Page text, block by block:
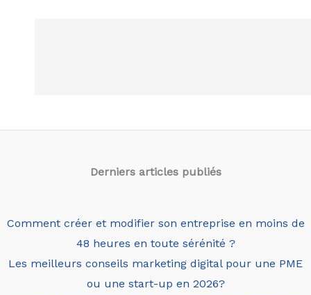
Derniers articles publiés
Comment créer et modifier son entreprise en moins de
48 heures en toute sérénité ?
Les meilleurs conseils marketing digital pour une PME
ou une start-up en 2026?